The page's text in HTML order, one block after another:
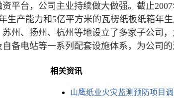
平台，公司主业持续做大做强。截止
生产能力和5亿平方米的瓦楞纸板纸箱年
州、扬州、杭州等地设立了多家子公司
备电站等一系列配套设施体系，为公司的
相关资讯
山鹰纸业火灾监测预防项目